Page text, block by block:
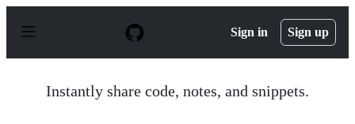
p
Sign in Sign up
Instantly share code, notes, and snippets.